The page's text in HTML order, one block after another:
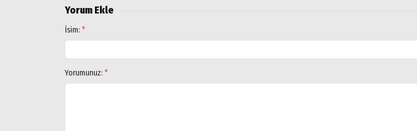
Yorum Ekle
İsim: *
Yorumunuz: *